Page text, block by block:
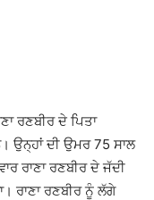
ਰਣਬੀਰ ਦੇ ਪਿਤਾ
ਉਨ੍ਹਾਂ ਦੀ ਉਮਰ 75 ਸਾਲ
ਰਾਣਾ ਰਣਬੀਰ ਦੇ ਜੱਦੀ
ਰਾਣਾ ਰਣਬੀਰ ਨੂੰ ਲੱਗੇ